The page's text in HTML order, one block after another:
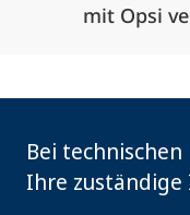
mit Opsi
Bei
Ihre